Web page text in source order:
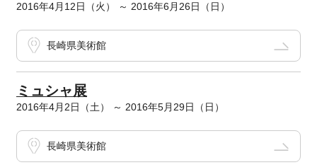
2016年4月12日（火） ～ 2016年6月26日（日）
長崎県美術館
ミュシャ展
2016年4月2日（土） ～ 2016年5月29日（日）
長崎県美術館